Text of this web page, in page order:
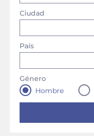
País
Ciudad
Género
Hombre